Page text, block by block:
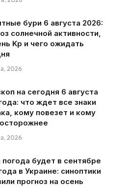
бури 6 августа 2026:
солнечной активности,
Kp и чего ожидать
2026
на сегодня 6 августа
что ждет все знаки
кому повезет и кому
2026
погода будет в сентябре
в Украине: синоптики
прогноз на осень